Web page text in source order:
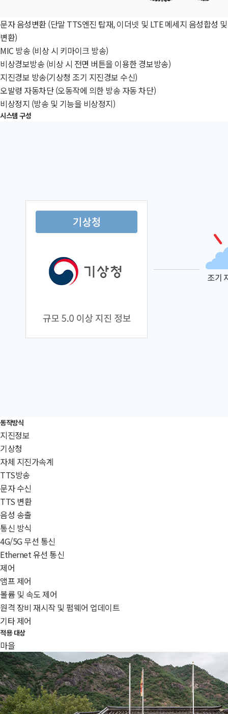
문자 음성변환 (단말 TTS엔진 탑재, 이더넷 및 LTE 메세지 음성합성 및
변환)
MIC 방송 (비상 시 키마이크 방송)
비상경보방송 (비상 시 전면 버튼을 이용한 경보방송)
지진경보 방송(기상청 조기 지진경보 수신)
오발령 자동차단 (오동작에 의한 방송 자동 차단)
비상정지 (방송 및 기능을 비상정지)
시스템 구성
동작방식
지진정보
기상청
자체 지진가속계
TTS방송
문자 수신
TTS 변환
음성 송출
통신 방식
4G/5G 무선 통신
Ethernet 유선 통신
제어
앰프 제어
볼륨 및 속도 제어
원격 장비 재시작 및 펌웨어 업데이트
기타 제어
적용 대상
마을